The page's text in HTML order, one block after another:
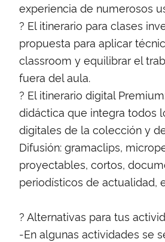
experiencia de numerosos
? El itinerario para clases
propuesta para aplicar
classroom y equilibrar el
fuera del aula.
? El itinerario digital
didáctica que integra todos
digitales de la colección y
Difusión: gramaclips,
proyectables, cortos,
periodísticos de actualidad,
? Alternativas para tus
-En algunas actividades se